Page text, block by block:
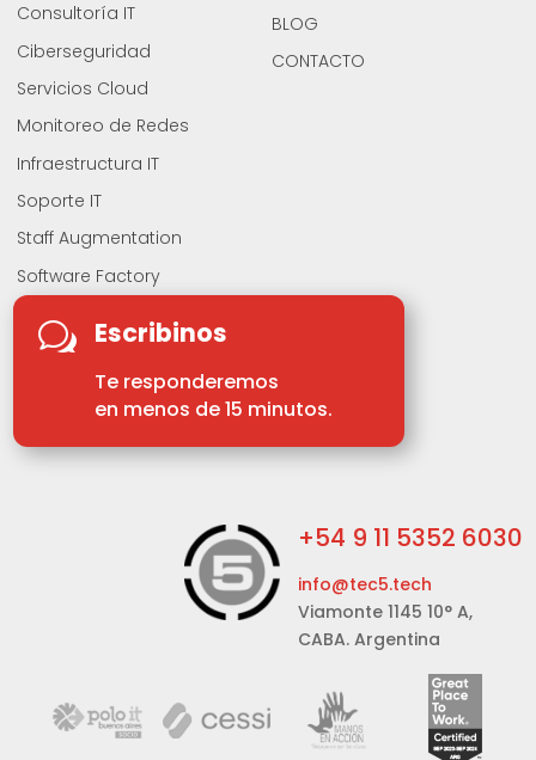
Consultoría IT
Ciberseguridad
Servicios Cloud
Monitoreo de Redes
Infraestructura IT
Soporte IT
Staff Augmentation
Software Factory
BLOG
CONTACTO
w Escribinos
Te responderemos
en menos de 15 minutos.
+54 9 11 5352 6030
info@tec5.tech
Viamonte 1145 10° A,
CABA. Argentina